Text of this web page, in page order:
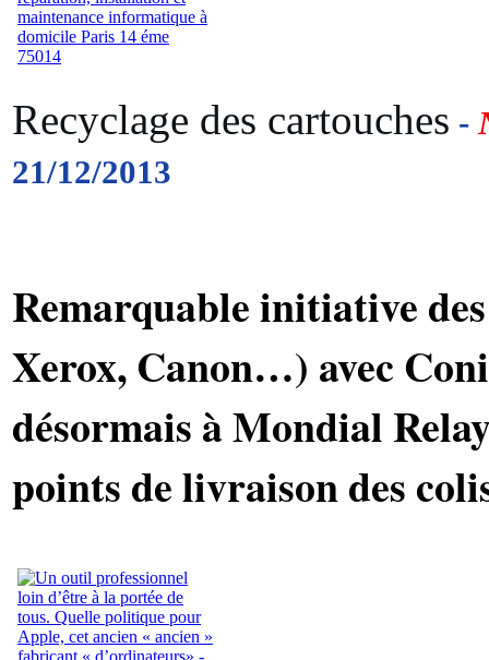
Recyclage des cartouches -
21/12/2013
Remarquable initiative
Xerox, Canon…) avec
désormais à Mondial
points de livraison des